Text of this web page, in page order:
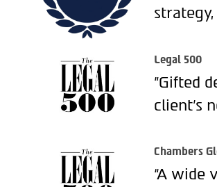
Legal 500
"Gifted
client’s
Chambers
“A wide